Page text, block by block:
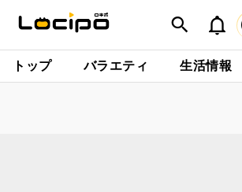
トップ バラエティ 生活情報